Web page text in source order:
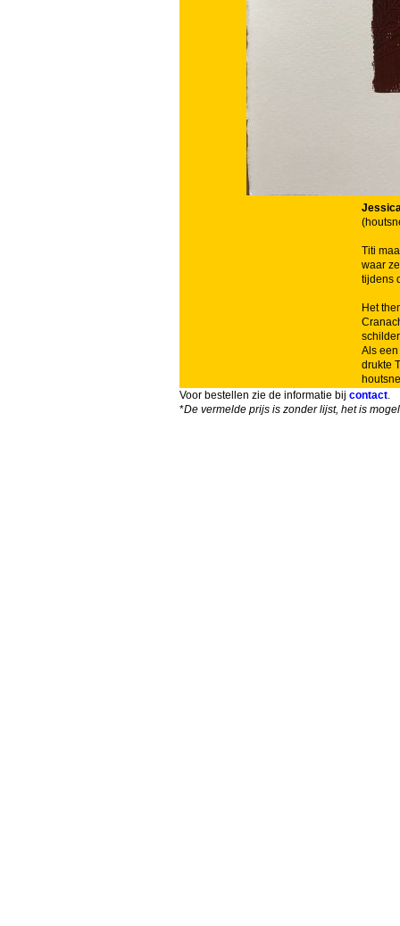
Titi
waar
tijdens
Het
Als
drukte
Voor bestellen zie de informatie bij contact.
*De vermelde prijs is zonder lijst, het is